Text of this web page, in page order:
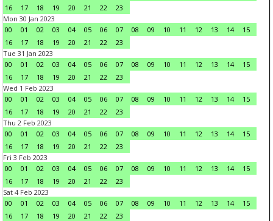
16
17 18 19 20 21 22
23
Mon 30 Jan 2023
00
01 02 03 04 05 06 07 08 09 10 11 12 13 14
15
16
17 18 19 20 21 22
23
Tue 31 Jan 2023
00
01 02 03 04 05 06 07 08 09 10 11 12 13 14
15
16
17 18 19 20 21 22
23
Wed 1 Feb 2023
00
01 02 03 04 05 06 07 08 09 10 11 12 13 14
15
16
17 18 19 20 21 22
23
Thu 2 Feb 2023
00
01 02 03 04 05 06 07 08 09 10 11 12 13 14
15
16
17 18 19 20 21 22
23
Fri 3 Feb 2023
00
01 02 03 04 05 06 07 08 09 10 11 12 13 14
15
16
17 18 19 20 21 22
23
Sat 4 Feb 2023
00
01 02 03 04 05 06 07 08 09 10 11 12 13 14
15
16
17 18 19 20 21 22
23